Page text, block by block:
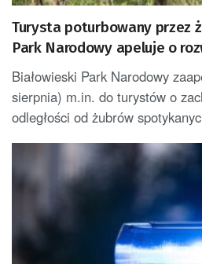
Turysta poturbowany przez
Park Narodowy apeluje o
Białowieski Park Narodowy
sierpnia) m.in. do turystów o
odległości od żubrów